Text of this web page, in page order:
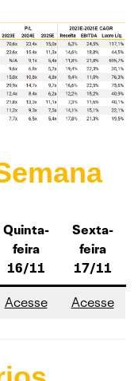
Quinta-
feira
16/11
Sexta-
feira
17/11
Acesse Acesse